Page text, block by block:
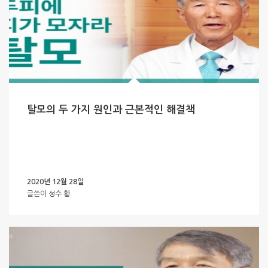
탈모의 두 가지 원인과 근본적인 해결책
2020년 12월 28일
글쓴이 성수 황